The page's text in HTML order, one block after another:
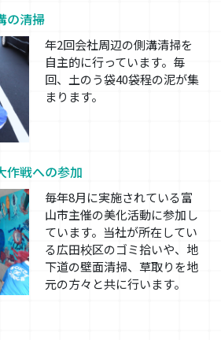
の清掃
年2回会社周辺の側溝清掃を
自主的に行っています。毎
回、土のう袋40袋程の泥が集
まります。
作戦への参加
毎年8月に実施されている富
山市主催の美化活動に参加し
ています。当社が所在してい
る広田校区のゴミ拾いや、地
下道の壁面清掃、草取りを地
元の方々と共に行います。